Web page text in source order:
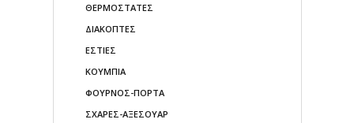
ΘΕΡΜΟΣΤΑΤΕΣ
ΔΙΑΚΟΠΤΕΣ
ΕΣΤΙΕΣ
ΚΟΥΜΠΙΑ
ΦΟΥΡΝΟΣ-ΠΟΡΤΑ
ΣΧΑΡΕΣ-ΑΞΕΣΟΥΑΡ